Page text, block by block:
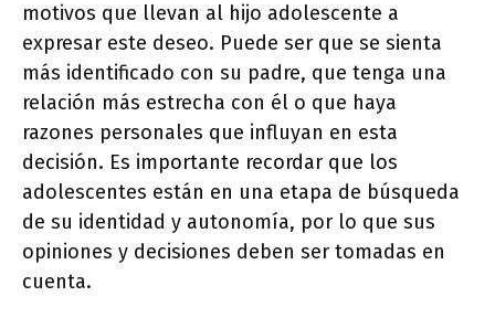
motivos que llevan al hijo adolescente a
expresar este deseo. Puede ser que se sienta
más identificado con su padre, que tenga una
relación más estrecha con él o que haya
razones personales que influyan en esta
decisión. Es importante recordar que los
adolescentes están en una etapa de búsqueda
de su identidad y autonomía, por lo que sus
opiniones y decisiones deben ser tomadas en
cuenta.